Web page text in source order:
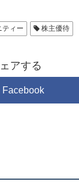
ティー 株主優待
アする
Facebook